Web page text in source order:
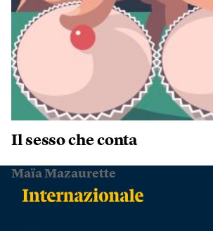
Il sesso che conta
Maïa Mazaurette